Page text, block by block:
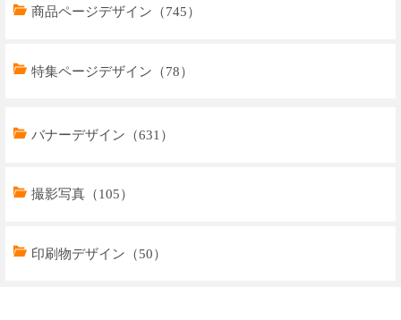
商品ページデザイン（745）
特集ページデザイン（78）
トップページデザイン（32）
商品ページデザイン（769）
特集ページデザイン（59）
バナーデザイン（631）
撮影写真（105）
印刷物デザイン（50）